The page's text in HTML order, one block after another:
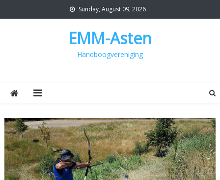
to
Sunday, August 09, 2026
EMM-Asten
Handboogvereniging